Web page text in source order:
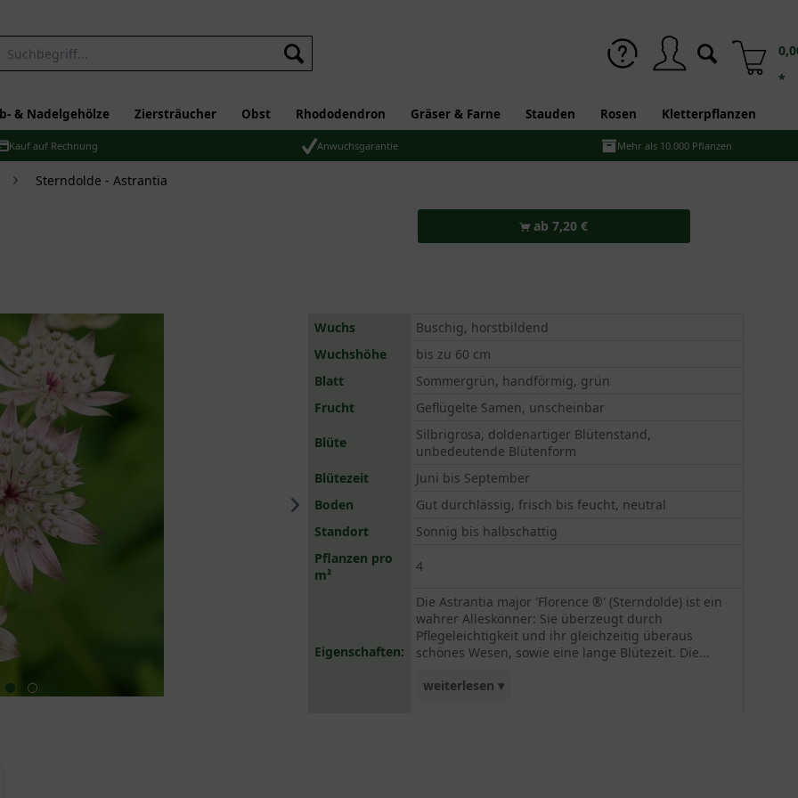
*
& Nadelgehölze Ziersträucher Obst Rhododendron Gräser & Farne Stauden Rosen Kletterpflanzen
Kauf auf Rechnung Anwuchsgarantie Mehr als 10.000 Pflanzen
Sterndolde - Astrantia
ab 7,20 €
Wuchs
Buschig, horstbildend
Wuchshöhe
bis zu 60 cm
Blatt
Sommergrün, handförmig, grün
Frucht
Geflügelte Samen, unscheinbar
Blüte
Silbrigrosa, doldenartiger Blütenstand,
unbedeutende Blütenform
Blütezeit
Juni bis September
Boden
Gut durchlässig, frisch bis feucht, neutral
Standort
Sonnig bis halbschattig
Pflanzen pro
m²
4
Eigenschaften:
Die Astrantia major 'Florence ®' (Sterndolde) ist ein
wahrer Alleskönner: Sie überzeugt durch
Pflegeleichtigkeit und ihr gleichzeitig überaus
schönes Wesen, sowie eine lange Blütezeit. Die...
weiterlesen ▾